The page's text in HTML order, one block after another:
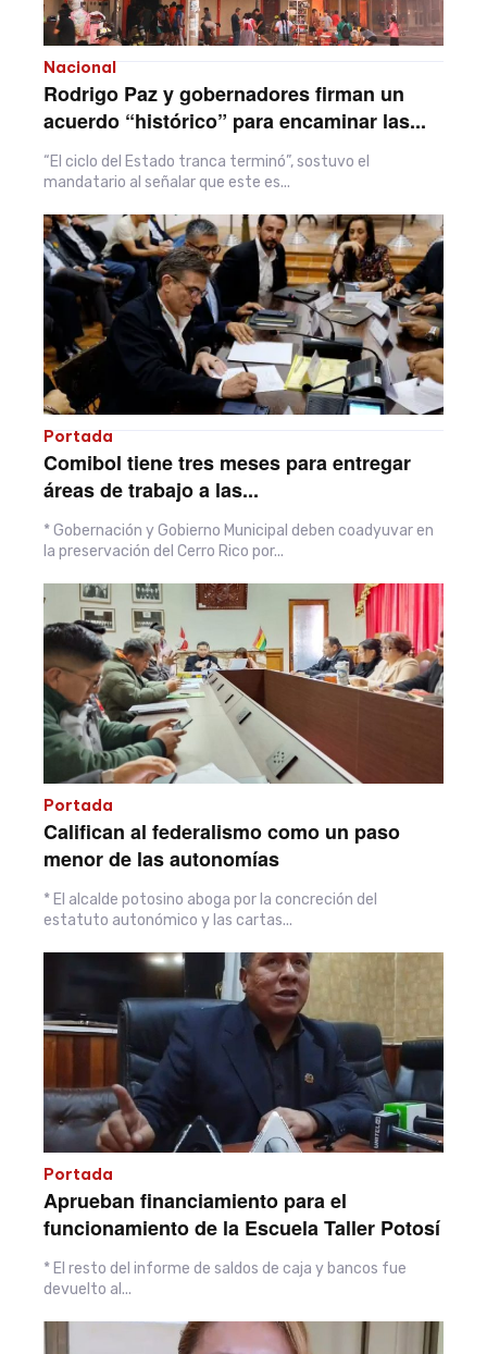
Nacional
Rodrigo Paz y gobernadores firman un
acuerdo “histórico” para encaminar las...
“El ciclo del Estado tranca terminó”, sostuvo el
mandatario al señalar que este es...
Portada
Comibol tiene tres meses para entregar
áreas de trabajo a las...
* Gobernación y Gobierno Municipal deben coadyuvar en
la preservación del Cerro Rico por...
Portada
Califican al federalismo como un paso
menor de las autonomías
* El alcalde potosino aboga por la concreción del
estatuto autonómico y las cartas...
Portada
Aprueban financiamiento para el
funcionamiento de la Escuela Taller Potosí
* El resto del informe de saldos de caja y bancos fue
devuelto al...